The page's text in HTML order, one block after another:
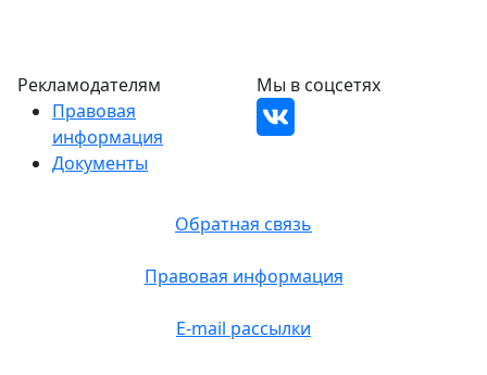
Обратная связь
Правовая информация
E-mail рассылки
Рекламодателям
Правовая
информация
Документы
Мы в соцсетях